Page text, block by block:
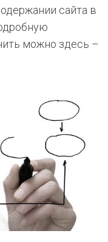
сайта в
можно здесь –